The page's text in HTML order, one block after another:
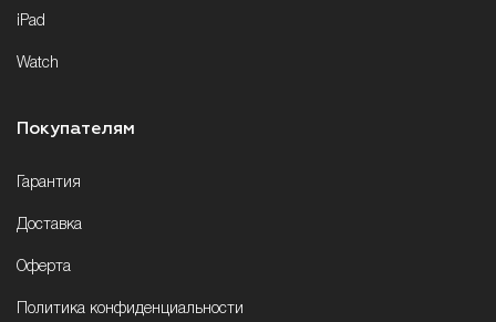
iPad
Watch
Покупателям
Гарантия
Доставка
Оферта
Политика конфиденциальности